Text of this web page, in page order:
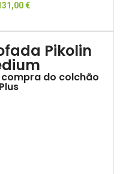
€
Pikolin
do colchão